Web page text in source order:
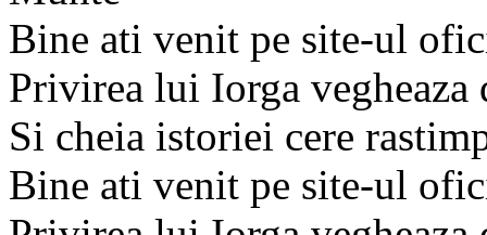
Bine ati venit pe site-ul
Privirea lui Iorga
Si cheia istoriei cere
Bine ati venit pe site-ul